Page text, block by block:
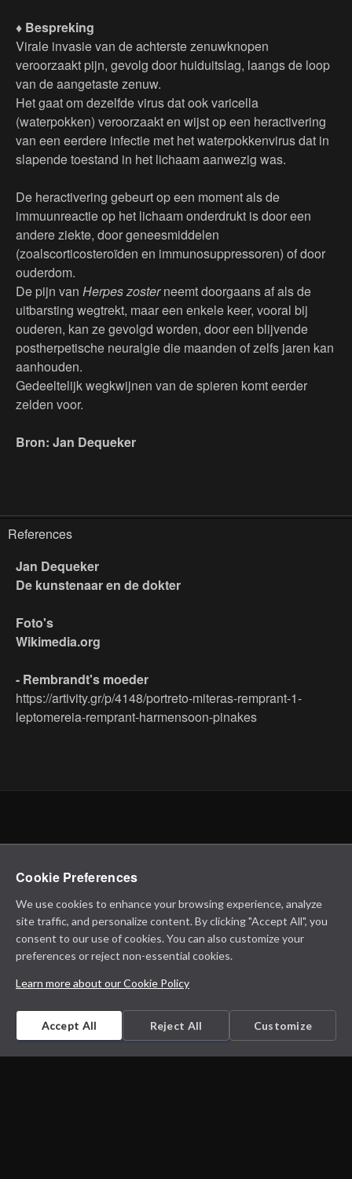
♦ Bespreking
Virale invasie van de achterste zenuwknopen
veroorzaakt pijn, gevolg door huiduitslag, laangs de loop
van de aangetaste zenuw.
Het gaat om dezelfde virus dat ook varicella
(waterpokken) veroorzaakt en wijst op een heractivering
van een eerdere infectie met het waterpokkenvirus dat in
slapende toestand in het lichaam aanwezig was.
De heractivering gebeurt op een moment als de
immuunreactie op het lichaam onderdrukt is door een
andere ziekte, door geneesmiddelen
(zoalscorticosteroïden en immunosuppressoren) of door
ouderdom.
De pijn van Herpes zosterneemt doorgaans af als de
uitbarsting wegtrekt, maar een enkele keer, vooral bij
ouderen, kan ze gevolgd worden, door een blijvende
postherpetische neuralgie die maanden of zelfs jaren kan
aanhouden.
Gedeeltelijk wegkwijnen van de spieren komt eerder
zelden voor.
Bron: Jan Dequeker
References
Jan Dequeker
De kunstenaar en de dokter
Foto's
Wikimedia.org
- Rembrandt's moeder
https://artivity.gr/p/4148/portreto-miteras-remprant-1-
leptomereia-remprant-harmensoon-pinakes
Cookie Preferences
We use cookies to enhance your browsing experience, analyze
site traffic, and personalize content. By clicking "Accept All", you
consent to our use of cookies. You can also customize your
preferences or reject non-essential cookies.
Learn more about our Cookie Policy
Accept All Reject All Customize